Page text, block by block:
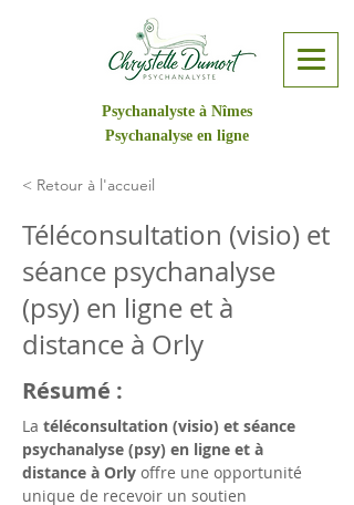
Psychanalyste à Nîmes
Psychanalyse en ligne
< Retour à l'accueil
Téléconsultation (visio) et
séance psychanalyse
(psy) en ligne et à
distance à Orly
Résumé :
La téléconsultation (visio) et séance
psychanalyse (psy) en ligne et à
distance à Orly offre une opportunité
unique de recevoir un soutien